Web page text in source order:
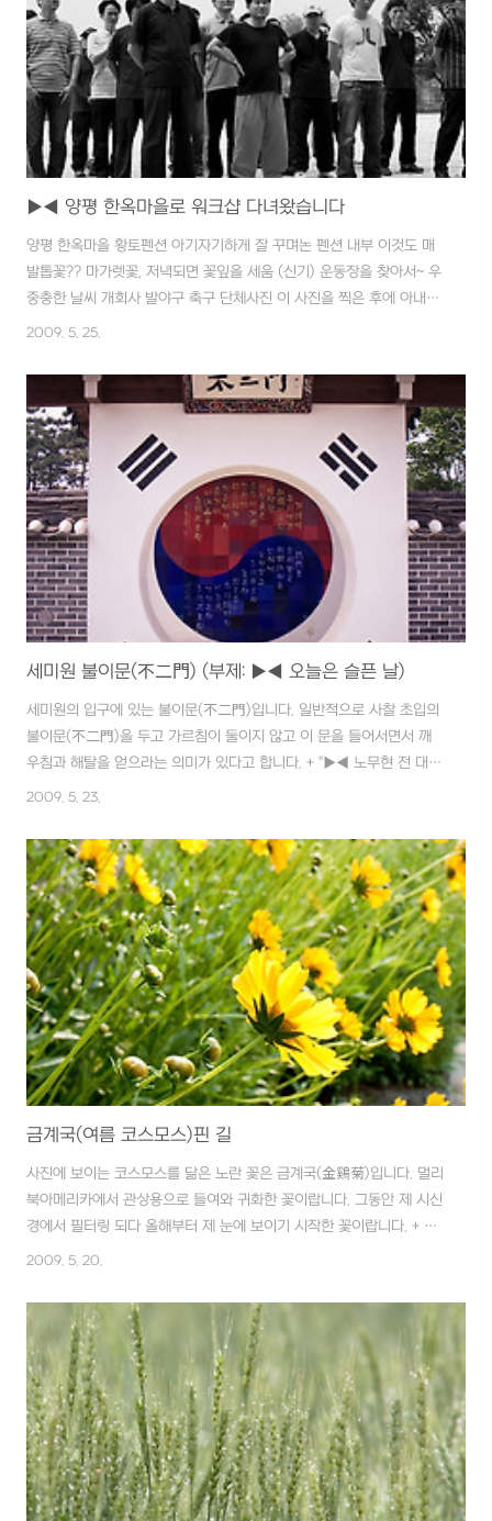
▶◀ 양평 한옥마을로 워크샵 다녀왔습니다
양평 한옥마을 황토펜션 아기자기하게 잘 꾸며논 펜션 내부 이것도 매
발톱꽃?? 마가렛꽃, 저녁되면 꽃잎을 세움 (신기) 운동장을 찾아서~ 우
중충한 날씨 개회사 발야구 축구 단체사진 이 사진을 찍은 후에 아내로
부터 비보를 접했답니다. 다시한번 삼가 고인의 명복을 빕니다. 오월의
워크샵이었답니다.
2009. 5. 25.
세미원 불이문(不二門) (부제: ▶◀ 오늘은 슬픈 날)
세미원의 입구에 있는 불이문(不二門)입니다. 일반적으로 사찰 초입의
불이문(不二門)을 두고 가르침이 둘이지 않고 이 문을 들어서면서 깨
우침과 해탈을 얻으라는 의미가 있다고 합니다. + "▶◀ 노무현 전 대통
령 투신,,, 서거"
2009. 5. 23.
금계국(여름 코스모스)핀 길
사진에 보이는 코스모스를 닮은 노란 꽃은 금계국(金鷄菊)입니다. 멀리
북아메리카에서 관상용으로 들여와 귀화한 꽃이랍니다. 그동안 제 시신
경에서 필터링 되다 올해부터 제 눈에 보이기 시작한 꽃이랍니다. + 티
블로그 1주년 댓글 이벤트에 당첨되어 옥수수 수염차가 한 박스 배달되
2009. 5. 20.